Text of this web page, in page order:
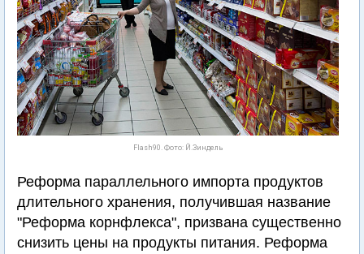
Flash90. Фото: Й.Зиндель
Реформа параллельного импорта продуктов
длительного хранения, получившая название
"Реформа корнфлекса", призвана существенно
снизить цены на продукты питания. Реформа